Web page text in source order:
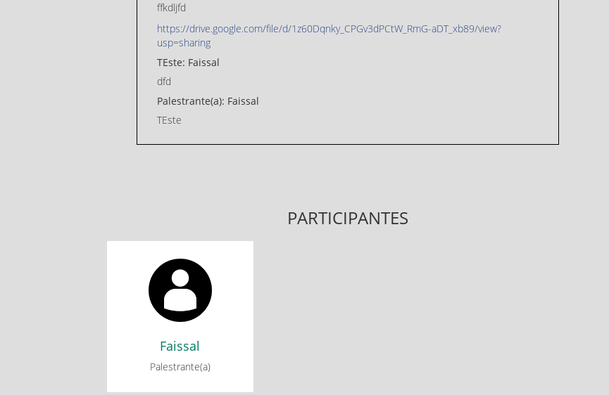
ffkdljfd
https://drive.google.com/file/d/1z60Dqnky_CPGv3dPCtW_RmG-aDT_xb89/view?
usp=sharing
TEste: Faissal
dfd
Palestrante(a): Faissal
TEste
PARTICIPANTES
Faissal
Palestrante(a)
Faissal
aula 1